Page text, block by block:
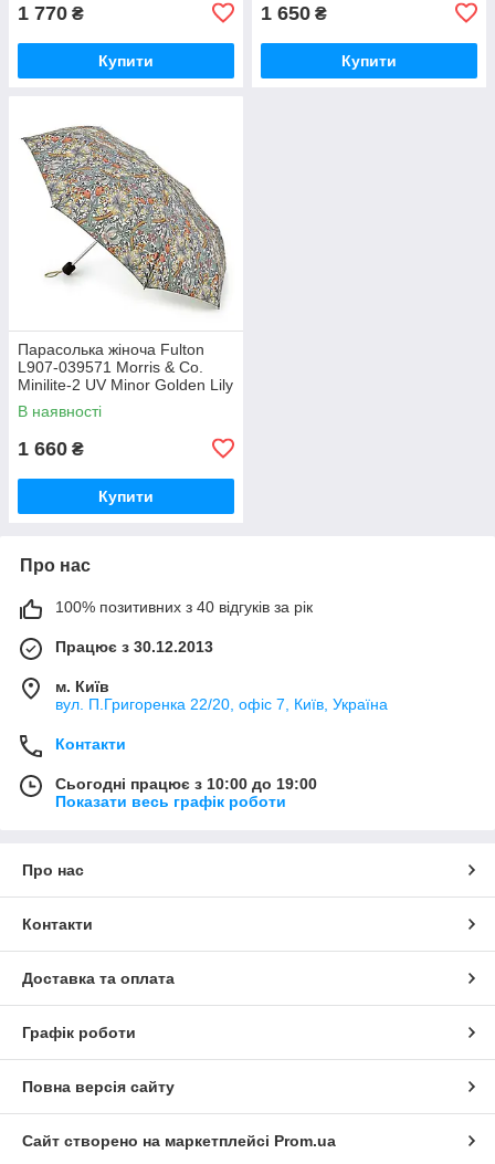
1 770 ₴
Купити
1 650 ₴
Купити
Парасолька жіноча Fulton
L907-039571 Morris & Co.
Minilite-2 UV Minor Golden Lily
Slate Manilla (Золота лілія)
В наявності
1 660 ₴
Купити
Про нас
100% позитивних з 40 відгуків за рік
Працює з 30.12.2013
м. Київ
вул. П.Григоренка 22/20, офіс 7, Київ, Україна
Контакти
Сьогодні працює з 10:00 до 19:00
Показати весь графік роботи
Про нас
Контакти
Доставка та оплата
Графік роботи
Повна версія сайту
Сайт створено на маркетплейсі Prom.ua